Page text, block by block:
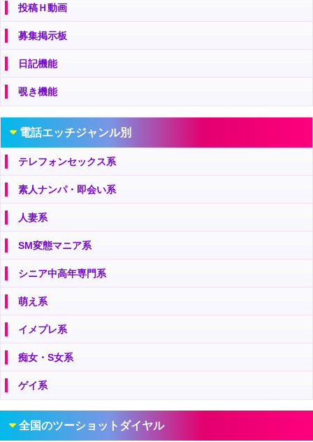
投稿Ｈ動画
募集掲示板
日記機能
覗き機能
電話エッチジャンル別
テレフォンセックス系
素人ナンパ・即会い系
人妻系
SM変態マニア系
シニア中高年専門系
萌え系
イメプレ系
痴女・S女系
ゲイ系
全国のツーショットダイヤル